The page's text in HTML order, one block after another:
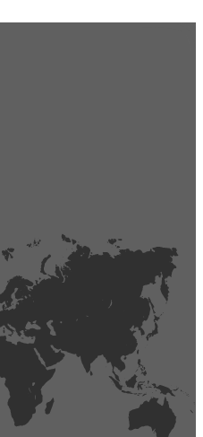
ha cambiado de lugar.
nuevo.